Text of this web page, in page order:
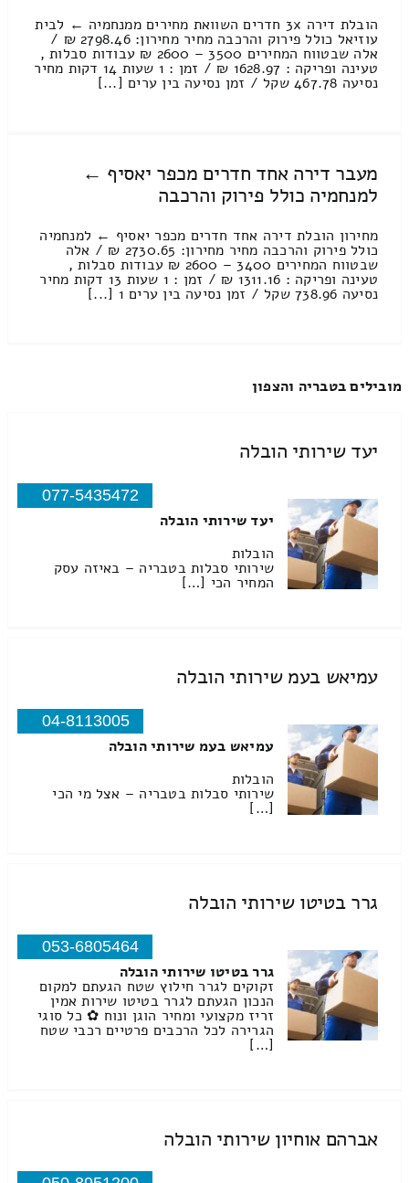
הובלת דירה 3x חדרים השוואת מחירים ממנחמיה ← לבית
עוזיאל כולל פירוק והרכבה מחיר מחירון: 2798.46 ₪ /
אלה שבטווח המחירים 3500 – 2600 ₪ עבודות סבלות ,
טעינה ופריקה : 1628.97 ₪ / זמן : 1 שעות 14 דקות מחיר
נסיעה 467.78 שקל / זמן נסיעה בין ערים [...]
מעבר דירה אחד חדרים מכפר יאסיף ←
למנחמיה כולל פירוק והרכבה
מחירון הובלת דירה אחד חדרים מכפר יאסיף ← למנחמיה
כולל פירוק והרכבה מחיר מחירון: 2730.65 ₪ / אלה
שבטווח המחירים 3400 – 2600 ₪ עבודות סבלות ,
טעינה ופריקה : 1311.16 ₪ / זמן : 1 שעות 13 דקות מחיר
נסיעה 738.96 שקל / זמן נסיעה בין ערים 1 [...]
מובילים בטבריה והצפון
יעד שירותי הובלה
077-5435472
יעד שירותי הובלה
הובלות
שירותי סבלות בטבריה – באיזה עסק
המחיר הכי […]
עמיאש בעמ שירותי הובלה
04-8113005
עמיאש בעמ שירותי הובלה
הובלות
שירותי סבלות בטבריה – אצל מי הכי
[…]
גרר בטיטו שירותי הובלה
053-6805464
גרר בטיטו שירותי הובלה
זקוקים לגרר חילוץ שטח הגעתם למקום
הנכון הגעתם לגרר בטיטו שירות אמין
זריז מקצועי ומחיר הוגן ונוח ✿ כל סוגי
הגרירה לכל הרכבים פרטיים רכבי שטח
[…]
אברהם אוחיון שירותי הובלה